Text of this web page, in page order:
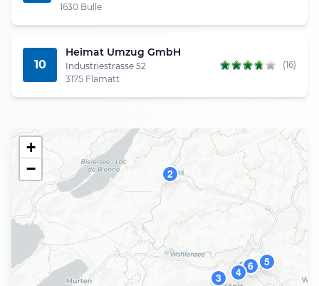
1630 Bulle
10
Heimat Umzug GmbH
Industriestrasse 52
3175 Flamatt
(16)
2
3 4
5
6
+
−